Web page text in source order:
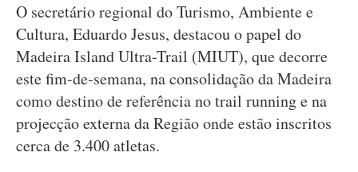
O secretário regional do Turismo, Ambiente e
Cultura, Eduardo Jesus, destacou o papel do
Madeira Island Ultra-Trail (MIUT), que decorre
este fim-de-semana, na consolidação da Madeira
como destino de referência no trail running e na
projecção externa da Região onde estão inscritos
cerca de 3.400 atletas.